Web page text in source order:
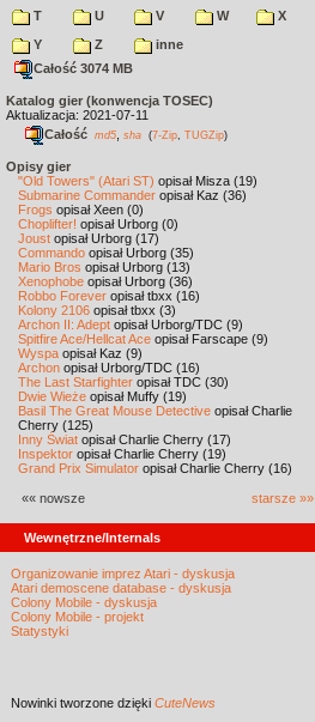
T
U V W
X
Y
Z
inne
Całość 3074 MB
Katalog gier (konwencja TOSEC)
Aktualizacja: 2021-07-11
Całość md5 sha (7-Zip TUGZip)
Opisy gier
"Old Towers" (Atari ST) opisał Misza (19)
Submarine Commander opisał Kaz (36)
Frogs opisał Xeen (0)
Choplifter! opisał Urborg (0)
Joust opisał Urborg (17)
Commando opisał Urborg (35)
Mario Bros opisał Urborg (13)
Xenophobe opisał Urborg (36)
Robbo Forever opisał tbxx (16)
Kolony 2106 opisał tbxx (3)
Archon II: Adept opisał Urborg/TDC (9)
Spitfire Ace/Hellcat Ace opisał Farscape (9)
Wyspa opisał Kaz (9)
Archon opisał Urborg/TDC (16)
The Last Starfighter opisał TDC (30)
Dwie Wieże opisał Muffy (19)
Basil The Great Mouse Detective opisał Charlie
Cherry (125)
Inny Świat opisał Charlie Cherry (17)
Inspektor opisał Charlie Cherry (19)
Grand Prix Simulator opisał Charlie Cherry (16)
«« nowsze starsze »»
Wewnętrzne/Internals
Organizowanie imprez Atari - dyskusja
Atari demoscene database - dyskusja
Colony Mobile - dyskusja
Colony Mobile - projekt
Statystyki
Nowinki tworzone dzięki CuteNews